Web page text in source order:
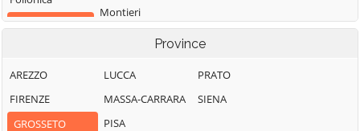
Gavorrano
Montieri
Province
AREZZO
FIRENZE
GROSSETO
LUCCA
MASSA-CARRARA
PISA
PRATO
SIENA